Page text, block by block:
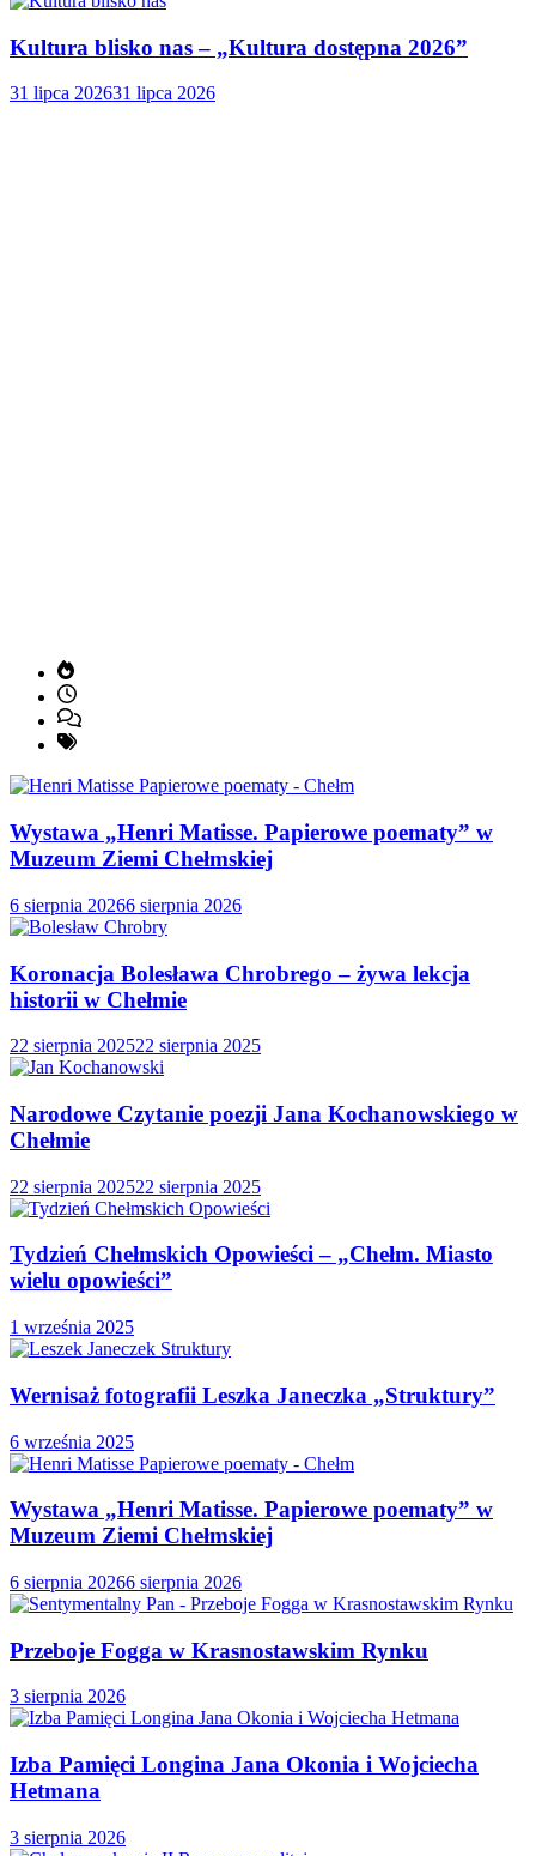
Kultura blisko nas – „Kultura dostępna 2026”
31 lipca 202631 lipca 2026
Wystawa „Henri Matisse. Papierowe poematy” w
Muzeum Ziemi Chełmskiej
6 sierpnia 20266 sierpnia 2026
Koronacja Bolesława Chrobrego – żywa lekcja
historii w Chełmie
22 sierpnia 202522 sierpnia 2025
Narodowe Czytanie poezji Jana Kochanowskiego w
Chełmie
22 sierpnia 202522 sierpnia 2025
Tydzień Chełmskich Opowieści – „Chełm. Miasto
wielu opowieści”
1 września 2025
Wernisaż fotografii Leszka Janeczka „Struktury”
6 września 2025
Wystawa „Henri Matisse. Papierowe poematy” w
Muzeum Ziemi Chełmskiej
6 sierpnia 20266 sierpnia 2026
Przeboje Fogga w Krasnostawskim Rynku
3 sierpnia 2026
Izba Pamięci Longina Jana Okonia i Wojciecha
Hetmana
3 sierpnia 2026